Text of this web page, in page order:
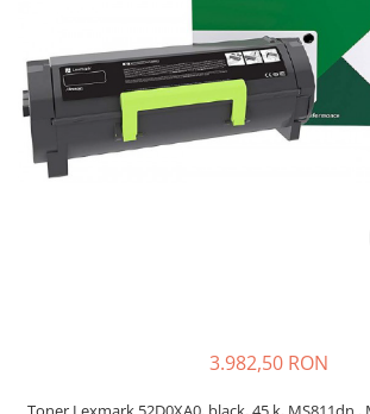
Capete imprimare
Cartuse inkjet si cerneala
Hartie
3.982,50 RON